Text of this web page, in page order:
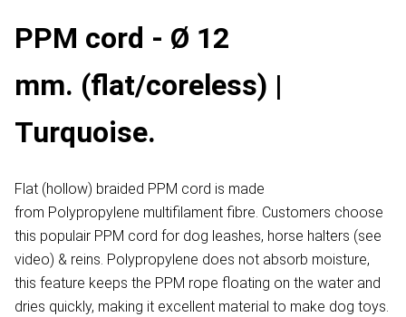
PPM cord - Ø 12
mm. (flat/coreless) |
Turquoise.
Flat (hollow) braided PPM cord is made
from Polypropylene multifilament fibre. Customers choose
this populair PPM cord for dog leashes, horse halters (see
video) & reins. Polypropylene does not absorb moisture,
this feature keeps the PPM rope floating on the water and
dries quickly, making it excellent material to make dog toys.